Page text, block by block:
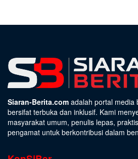
Siaran-Berita.com adalah portal media
bersifat terbuka dan inklusif. Kami
masyarakat umum, penulis lepas,
pengamat untuk berkontribusi dalam